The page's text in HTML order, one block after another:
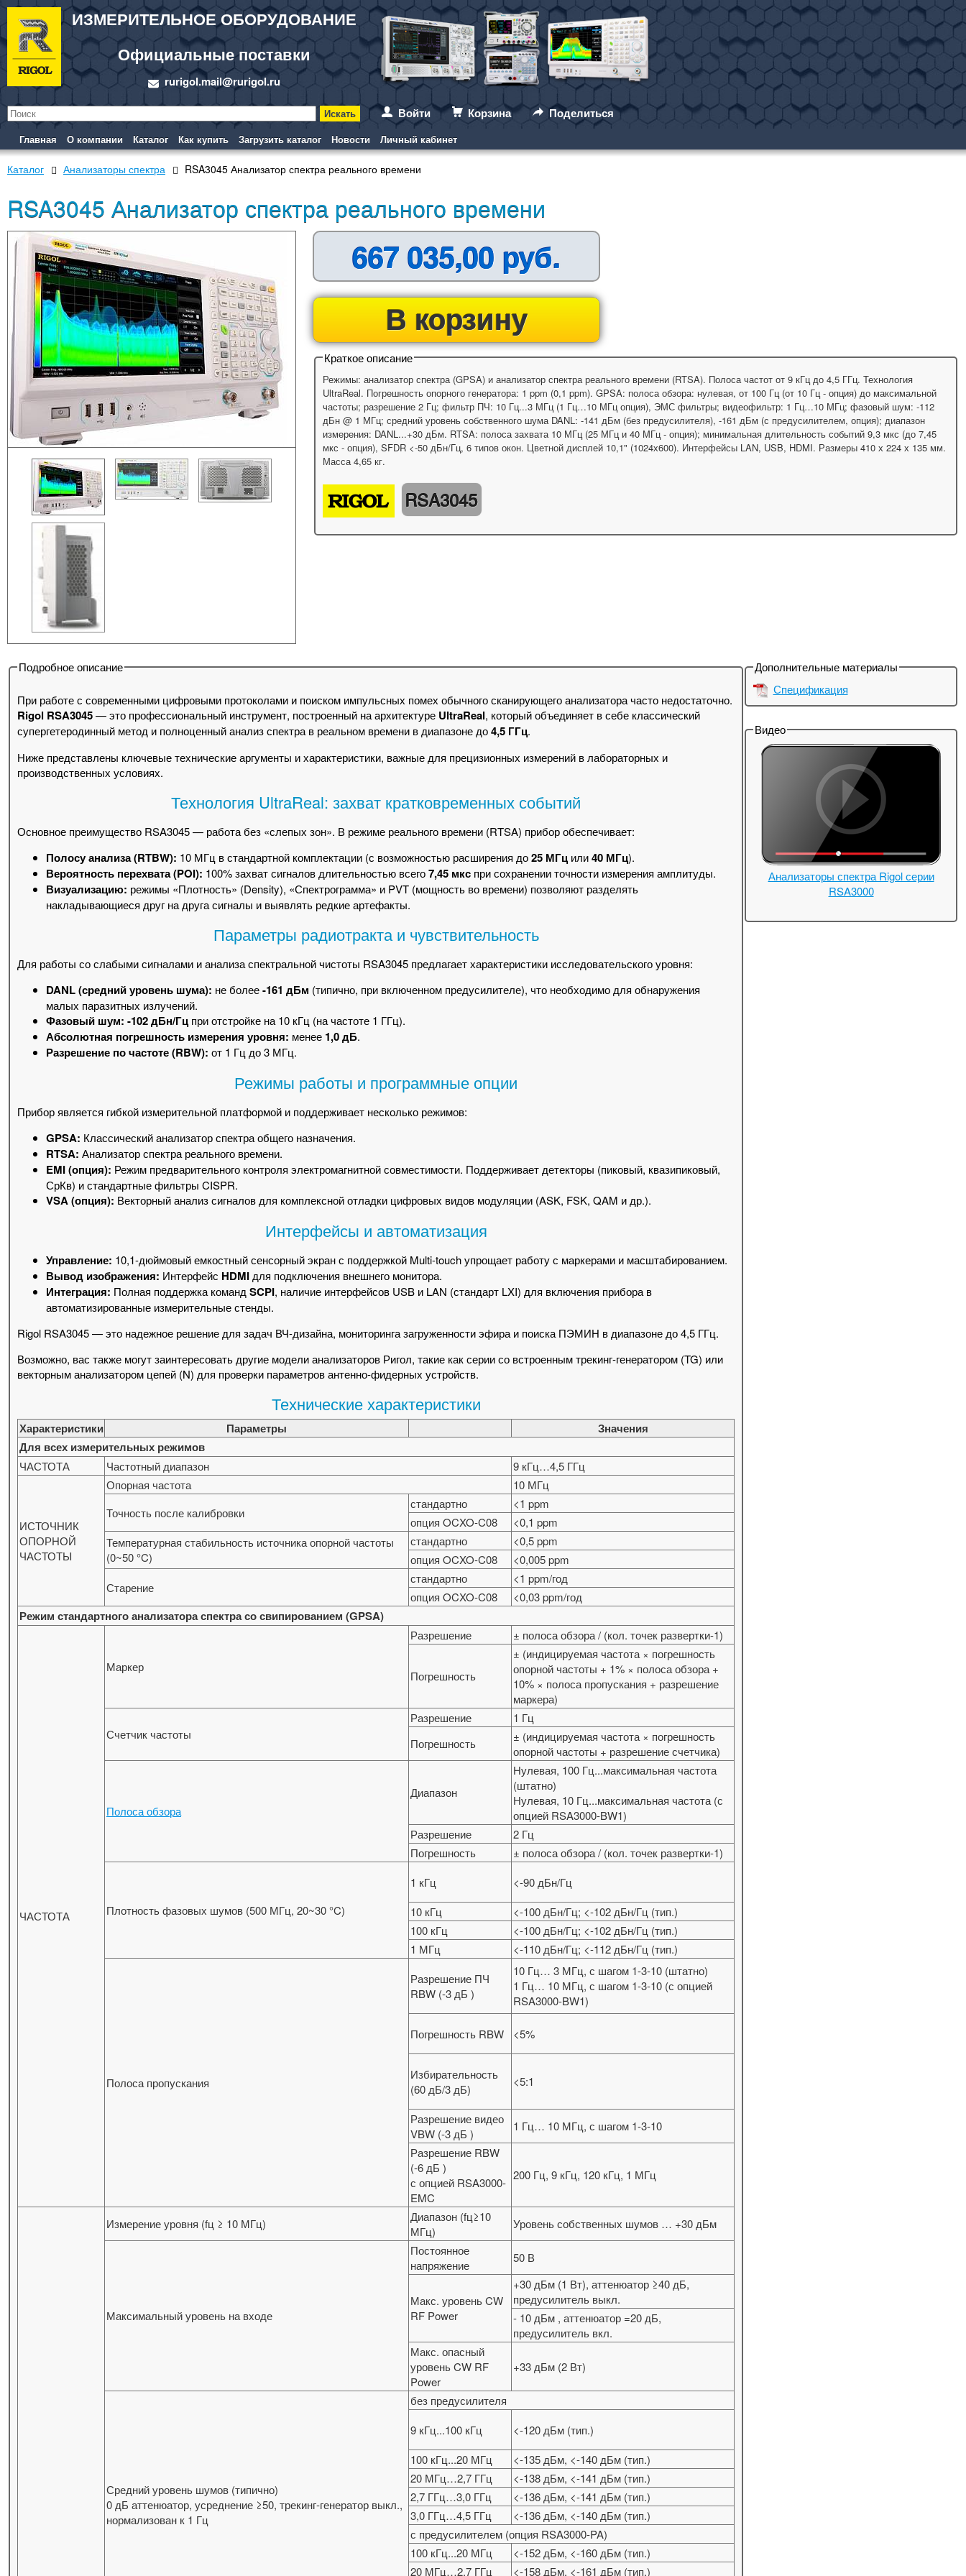
ИЗМЕРИТЕЛЬНОЕ ОБОРУДОВАНИЕ
Официальные поставки
rurigol.mail@rurigol.ru
Войти
Корзина Поделиться
Главная О компании Каталог Как купить Загрузить каталог Новости Личный кабинет
Каталог Анализаторы спектра RSA3045 Анализатор спектра реального времени
RSA3045 Анализатор спектра реального времени
667 035,00 руб.
В корзину
Краткое описание
Режимы: анализатор спектра (GPSA) и анализатор спектра реального времени (RTSA). Полоса частот от 9 кГц до 4,5 ГГц. Технология
UltraReal. Погрешность опорного генератора: 1 ppm (0,1 ppm). GPSA: полоса обзора: нулевая, от 100 Гц (от 10 Гц - опция) до максимальной
частоты; разрешение 2 Гц; фильтр ПЧ: 10 Гц...3 МГц (1 Гц…10 МГц опция), ЭМС фильтры; видеофильтр: 1 Гц…10 МГц; фазовый шум: -112
дБн @ 1 МГц; средний уровень собственного шума DANL: -141 дБм (без предусилителя), -161 дБм (с предусилителем, опция); диапазон
измерения: DANL...+30 дБм. RTSA: полоса захвата 10 МГц (25 МГц и 40 МГц - опция); минимальная длительность событий 9,3 мкс (до 7,45
мкс - опция), SFDR <-50 дБн/Гц, 6 типов окон. Цветной дисплей 10,1" (1024х600). Интерфейсы LAN, USB, HDMI. Размеры 410 х 224 х 135 мм.
Масса 4,65 кг.
RSA3045
Дополнительные материалы
Спецификация
Видео
Анализаторы спектра Rigol серии
RSA3000
Подробное описание
При работе с современными цифровыми протоколами и поиском импульсных помех обычного сканирующего анализатора часто недостаточно.
Rigol RSA3045— это профессиональный инструмент, построенный на архитектуре UltraReal, который объединяет в себе классический
супергетеродинный метод и полноценный анализ спектра в реальном времени в диапазоне до4,5 ГГц.
Ниже представлены ключевые технические аргументы и характеристики, важные для прецизионных измерений в лабораторных и
производственных условиях.
Технология UltraReal: захват кратковременных событий
Основное преимущество RSA3045 — работа без «слепых зон». В режиме реального времени (RTSA) прибор обеспечивает:
Полосу анализа (RTBW): 10 МГц в стандартной комплектации (с возможностью расширения до25 МГц или40 МГц).
Вероятность перехвата (POI): 100% захват сигналов длительностью всего7,45 мкс при сохранении точности измерения амплитуды.
Визуализацию: режимы «Плотность» (Density), «Спектрограмма» и PVT (мощность во времени) позволяют разделять
накладывающиеся друг на друга сигналы и выявлять редкие артефакты.
Параметры радиотракта и чувствительность
Для работы со слабыми сигналами и анализа спектральной чистоты RSA3045 предлагает характеристики исследовательского уровня:
DANL (средний уровень шума): не более-161 дБм (типично, при включенном предусилителе), что необходимо для обнаружения
малых паразитных излучений.
Фазовый шум: -102 дБн/Гц при отстройке на 10 кГц (на частоте 1 ГГц).
Абсолютная погрешность измерения уровня: менее 1,0 дБ.
Разрешение по частоте (RBW): от 1 Гц до 3 МГц.
Режимы работы и программные опции
Прибор является гибкой измерительной платформой и поддерживает несколько режимов:
GPSA: Классический анализатор спектра общего назначения.
RTSA: Анализатор спектра реального времени.
EMI (опция): Режим предварительного контроля электромагнитной совместимости. Поддерживает детекторы (пиковый, квазипиковый,
СрКв) и стандартные фильтры CISPR.
VSA (опция): Векторный анализ сигналов для комплексной отладки цифровых видов модуляции (ASK, FSK, QAM и др.).
Интерфейсы и автоматизация
Управление: 10,1-дюймовый емкостный сенсорный экран с поддержкой Multi-touch упрощает работу с маркерами и масштабированием.
Вывод изображения: Интерфейс HDMI для подключения внешнего монитора.
Интеграция: Полная поддержка команд SCPI, наличие интерфейсов USB и LAN (стандарт LXI) для включения прибора в
автоматизированные измерительные стенды.
Rigol RSA3045 — это надежное решение для задач ВЧ-дизайна, мониторинга загруженности эфира и поиска ПЭМИН в диапазоне до 4,5 ГГц.
Возможно, вас также могут заинтересовать другие модели анализаторов Ригол, такие как серии со встроенным трекинг-генератором (TG) или
векторным анализатором цепей (N) для проверки параметров антенно-фидерных устройств.
Технические характеристики
Характеристики Параметры
Значения
Для всех измерительных режимов
ЧАСТОТА Частотный диапазон 9 кГц…4,5 ГГц
ИСТОЧНИК
ОПОРНОЙ
ЧАСТОТЫ
Опорная частота
10 МГц
Точность после калибровки
стандартно
<1 ppm
опция OCXO-C08
<0,1 ppm
Температурная стабильность источника опорной частоты
(0~50 °C)
стандартно
<0,5 ppm
опция OCXO-C08
<0,005 ppm
Старение
стандартно
<1 ppm/год
опция OCXO-C08
<0,03 ppm/год
Режим стандартного анализатора спектра со свипированием (GPSA)
ЧАСТОТА
Маркер
Разрешение ± полоса обзора / (кол. точек развертки-1)
Погрешность
± (индицируемая частота × погрешность
опорной частоты + 1% × полоса обзора +
10% × полоса пропускания + разрешение
маркера)
Счетчик частоты
Разрешение
1 Гц
Погрешность
± (индицируемая частота × погрешность
опорной частоты + разрешение счетчика)
Полоса обзора
Диапазон
Нулевая, 100 Гц...максимальная частота
(штатно)
Нулевая, 10 Гц...максимальная частота (с
опцией RSA3000-BW1)
Разрешение
2 Гц
Погрешность
± полоса обзора / (кол. точек развертки-1)
Плотность фазовых шумов (500 МГц, 20~30 °C)
1 кГц
<-90 дБн/Гц
10 кГц
<-100 дБн/Гц; <-102 дБн/Гц (тип.)
100 кГц
<-100 дБн/Гц; <-102 дБн/Гц (тип.)
1 МГц
<-110 дБн/Гц; <-112 дБн/Гц (тип.)
Полоса пропускания
Разрешение ПЧ
RBW (-3 дБ )
10 Гц… 3 МГц, с шагом 1-3-10 (штатно)
1 Гц… 10 МГц, с шагом 1-3-10 (с опцией
RSA3000-BW1)
Погрешность RBW <5%
Избирательность
(60 дБ/3 дБ)
<5:1
Разрешение видео
VBW (-3 дБ )
1 Гц… 10 МГц, с шагом 1-3-10
Разрешение RBW
(-6 дБ )
с опцией RSA3000-
EMC
200 Гц, 9 кГц, 120 кГц, 1 МГц
Измерение уровня (fц ≥ 10 МГц)
Диапазон (fц≥10
МГц)
Уровень собственных шумов … +30 дБм
Максимальный уровень на входе
Постоянное
напряжение
50 В
Макс. уровень CW
RF Power
+30 дБм (1 Вт), аттенюатор ≥40 дБ,
предусилитель выкл.
- 10 дБм , аттенюатор =20 дБ,
предусилитель вкл.
Макс. опасный
уровень CW RF
Power
+33 дБм (2 Вт)
Средний уровень шумов (типично)
0 дБ аттенюатор, усреднение ≥50, трекинг-генератор выкл.,
нормализован к 1 Гц
без предусилителя
9 кГц...100 кГц
<-120 дБм (тип.)
100 кГц...20 МГц
<-135 дБм, <-140 дБм (тип.)
20 МГц…2,7 ГГц
<-138 дБм, <-141 дБм (тип.)
2,7 ГГц…3,0 ГГц
<-136 дБм, <-141 дБм (тип.)
3,0 ГГц…4,5 ГГц
<-136 дБм, <-140 дБм (тип.)
с предусилителем (опция RSA3000-PA)
100 кГц...20 МГц
<-152 дБм, <-160 дБм (тип.)
20 МГц…2,7 ГГц
<-158 дБм, <-161 дБм (тип.)